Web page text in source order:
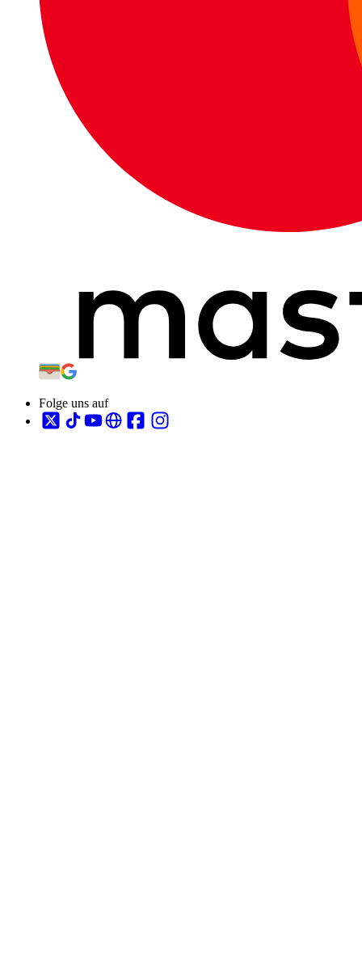
Folge uns auf